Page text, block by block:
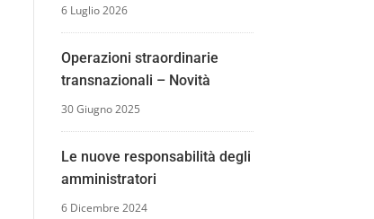
6 Luglio 2026
Operazioni straordinarie
transnazionali – Novità
30 Giugno 2025
Le nuove responsabilità degli
amministratori
6 Dicembre 2024